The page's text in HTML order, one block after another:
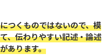
つくものではないので、模
、伝わりやすい記述・論述
あります。